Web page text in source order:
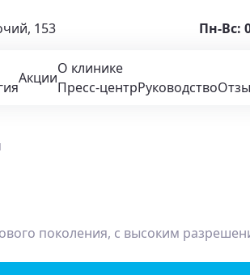
153 Пн-Вс:
Акции
О клинике
Пресс-центрРуководство
поколения, с высоким